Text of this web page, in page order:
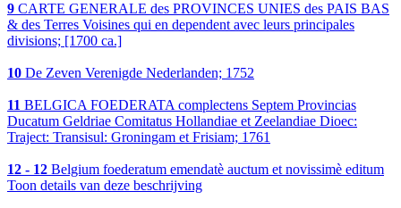
9 CARTE GENERALE des PROVINCES UNIES des PAIS BAS
& des Terres Voisines qui en dependent avec leurs principales
divisions; [1700 ca.]
10 De Zeven Verenigde Nederlanden; 1752
11 BELGICA FOEDERATA complectens Septem Provincias
Ducatum Geldriae Comitatus Hollandiae et Zeelandiae Dioec:
Traject: Transisul: Groningam et Frisiam; 1761
12 - 12 Belgium foederatum emendatè auctum et novissimè editum
Toon details van deze beschrijving